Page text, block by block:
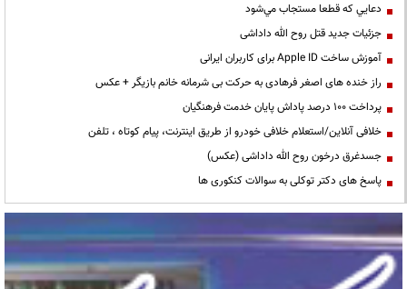
دعايي كه قطعا مستجاب مي‌شود
جزئیات جدید قتل روح الله داداشی
آموزش ساخت Apple ID برای کاربران ایرانی
راز خنده های اصغر فرهادی به حرکت بی شرمانه خانم بازیگر + عکس
پرداخت ۱۰۰ درصد پاداش پایان خدمت فرهنگیان
خلافی آنلاین/استعلام خلافی خودرو از طریق اینترنت، پیام کوتاه ، تلفن
جسدغرق درخون روح الله داداشی (عکس)
پاسخ های دکتر توکلی به سوالات کنکوری ها